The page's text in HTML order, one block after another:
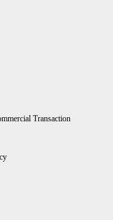
Transaction